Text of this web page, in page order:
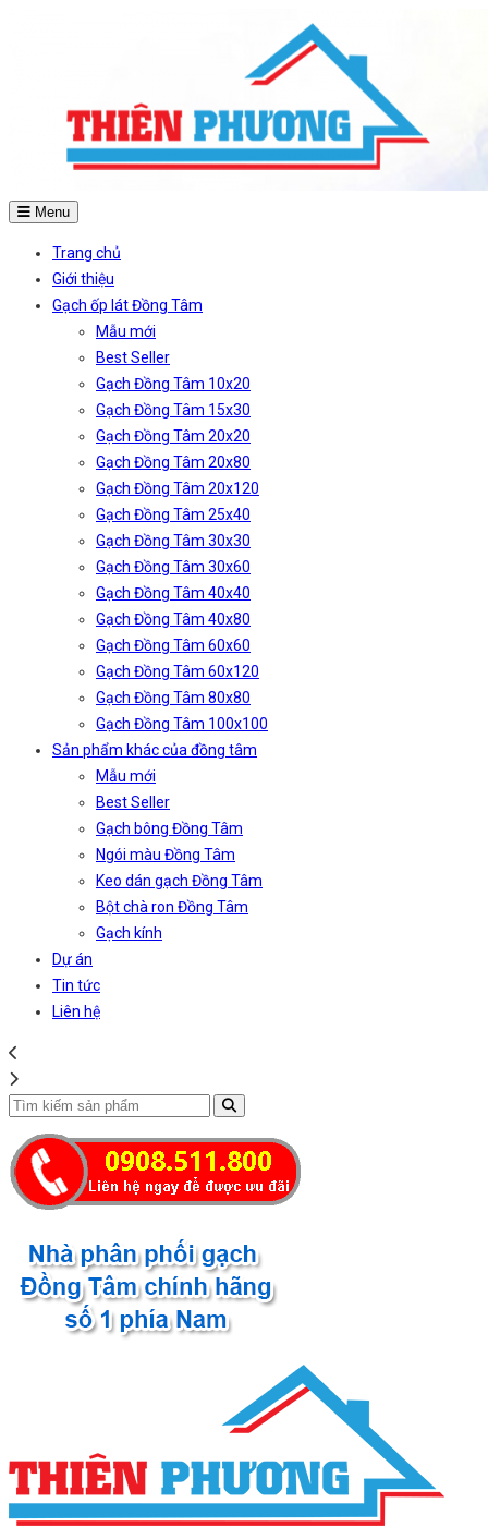
Menu
Trang chủ
Giới thiệu
Gạch ốp lát Đồng Tâm
Mẫu mới
Best Seller
Gạch Đồng Tâm 10x20
Gạch Đồng Tâm 15x30
Gạch Đồng Tâm 20x20
Gạch Đồng Tâm 20x80
Gạch Đồng Tâm 20x120
Gạch Đồng Tâm 25x40
Gạch Đồng Tâm 30x30
Gạch Đồng Tâm 30x60
Gạch Đồng Tâm 40x40
Gạch Đồng Tâm 40x80
Gạch Đồng Tâm 60x60
Gạch Đồng Tâm 60x120
Gạch Đồng Tâm 80x80
Gạch Đồng Tâm 100x100
Sản phẩm khác của đồng tâm
Mẫu mới
Best Seller
Gạch bông Đồng Tâm
Ngói màu Đồng Tâm
Keo dán gạch Đồng Tâm
Bột chà ron Đồng Tâm
Gạch kính
Dự án
Tin tức
Liên hệ